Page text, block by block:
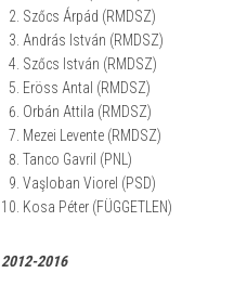
Szőcs Árpád (RMDSZ)
András István (RMDSZ)
Szőcs István (RMDSZ)
Eröss Antal (RMDSZ)
Orbán Attila (RMDSZ)
Mezei Levente (RMDSZ)
Tanco Gavril (PNL)
Vaşloban Viorel (PSD)
Kosa Péter (FÜGGETLEN)
2012-2016